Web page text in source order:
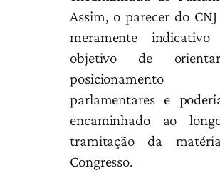
Assim, o parecer do
meramente indicativo
objetivo de
posicionamento
parlamentares e
encaminhado ao
tramitação da
Congresso.